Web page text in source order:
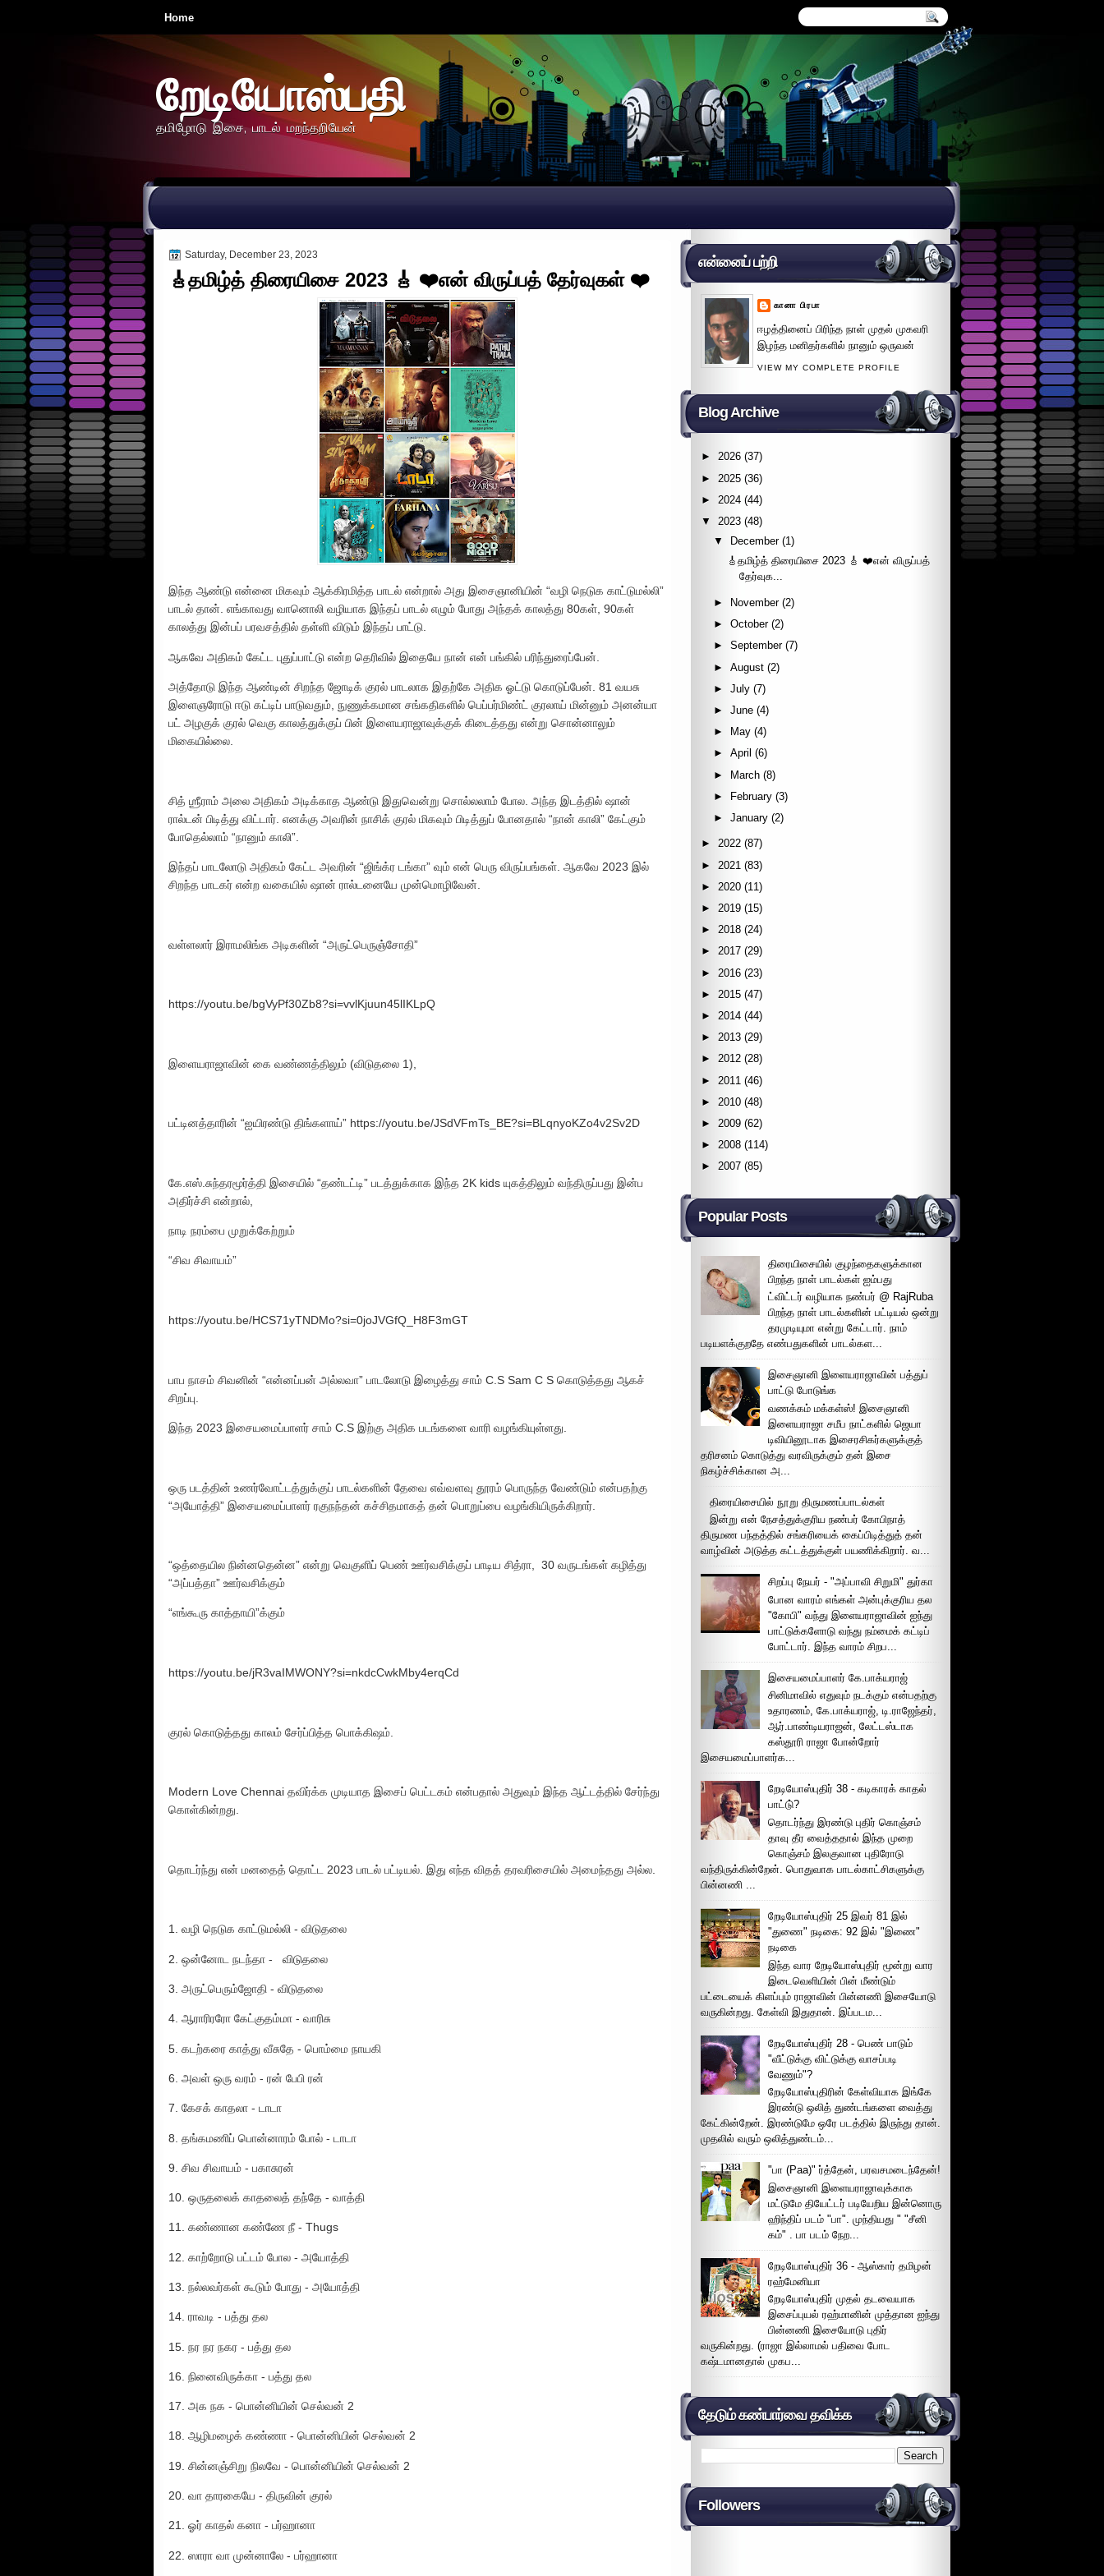
Home
றேடியோஸ்பதி
தமிழோடு இசை, பாடல் மறந்தறியேன்
Saturday, December 23, 2023
🎸தமிழ்த் திரையிசை 2023 🎸 ❤️என் விருப்பத் தேர்வுகள் ❤️
இந்த ஆண்டு என்னை மிகவும் ஆக்கிரமித்த பாடல் என்றால் அது இசைஞானியின் “வழி நெடுக காட்டுமல்லி”
பாடல் தான். எங்காவது வானொலி வழியாக இந்தப் பாடல் எழும் போது அந்தக் காலத்து 80கள், 90கள்
காலத்து இன்பப் பரவசத்தில் தள்ளி விடும் இந்தப் பாட்டு.
ஆகவே அதிகம் கேட்ட புதுப்பாட்டு என்ற தெரிவில் இதையே நான் என் பங்கில் பரிந்துரைப்பேன்.
அத்தோடு இந்த ஆண்டின் சிறந்த ஜோடிக் குரல் பாடலாக இதற்கே அதிக ஓட்டு கொடுப்பேன். 81 வயசு
இளைஞரோடு ஈடு கட்டிப் பாடுவதும், நுணுக்கமான சங்கதிகளில் பெப்பர்மிண்ட் குரலாய் மின்னும் அனன்யா
பட் அழகுக் குரல் வெகு காலத்துக்குப் பின் இளையராஜாவுக்குக் கிடைத்தது என்று சொன்னாலும்
மிகையில்லை.
சித் ஶ்ரீராம் அலை அதிகம் அடிக்காத ஆண்டு இதுவென்று சொல்லலாம் போல. அந்த இடத்தில் ஷான்
ரால்டன் பிடித்து விட்டார். எனக்கு அவரின் நாசிக் குரல் மிகவும் பிடித்துப் போனதால் “நான் காலி” கேட்கும்
போதெல்லாம் “நானும் காலி”.
இந்தப் பாடலோடு அதிகம் கேட்ட அவரின் “ஜிங்க்ர டங்கா” வும் என் பெரு விருப்பங்கள். ஆகவே 2023 இல்
சிறந்த பாடகர் என்ற வகையில் ஷான் ரால்டனையே முன்மொழிவேன்.
வள்ளலார் இராமலிங்க அடிகளின் “அருட்பெருஞ்சோதி”
https://youtu.be/bgVyPf30Zb8?si=vvlKjuun45lIKLpQ
இளையராஜாவின் கை வண்ணத்திலும் (விடுதலை 1),
பட்டினத்தாரின் “ஐயிரண்டு திங்களாய்” https://youtu.be/JSdVFmTs_BE?si=BLqnyoKZo4v2Sv2D
கே.எஸ்.சுந்தரமூர்த்தி இசையில் “தண்டட்டி” படத்துக்காக இந்த 2K kids யுகத்திலும் வந்திருப்பது இன்ப
அதிர்ச்சி என்றால்,
நாடி நரம்பை முறுக்கேற்றும்
“சிவ சிவாயம்”
https://youtu.be/HCS71yTNDMo?si=0joJVGfQ_H8F3mGT
பாப நாசம் சிவனின் “என்னப்பன் அல்லவா” பாடலோடு இழைத்து சாம் C.S Sam C S கொடுத்தது ஆகச்
சிறப்பு.
இந்த 2023 இசையமைப்பாளர் சாம் C.S இற்கு அதிக படங்களை வாரி வழங்கியுள்ளது.
ஒரு படத்தின் உணர்வோட்டத்துக்குப் பாடல்களின் தேவை எவ்வளவு தூரம் பொருந்த வேண்டும் என்பதற்கு
“அயோத்தி” இசையமைப்பாளர் ரகுநந்தன் கச்சிதமாகத் தன் பொறுப்பை வழங்கியிருக்கிறார்.
“ஒத்தையில நின்னதென்ன” என்று வெகுளிப் பெண் ஊர்வசிக்குப் பாடிய சித்ரா, 30 வருடங்கள் கழித்து
“அப்பத்தா” ஊர்வசிக்கும்
“எங்கூரு காத்தாயி”க்கும்
https://youtu.be/jR3vaIMWONY?si=nkdcCwkMby4erqCd
குரல் கொடுத்தது காலம் சேர்ப்பித்த பொக்கிஷம்.
Modern Love Chennai தவிர்க்க முடியாத இசைப் பெட்டகம் என்பதால் அதுவும் இந்த ஆட்டத்தில் சேர்ந்து
கொள்கின்றது.
தொடர்ந்து என் மனதைத் தொட்ட 2023 பாடல் பட்டியல். இது எந்த விதத் தரவரிசையில் அமைந்தது அல்ல.
1. வழி நெடுக காட்டுமல்லி - விடுதலை
2. ஒன்னோட நடந்தா - விடுதலை
3. அருட்பெரும்ஜோதி - விடுதலை
4. ஆராரிரரோ கேட்குதம்மா - வாரிசு
5. கடற்கரை காத்து வீசுதே - பொம்மை நாயகி
6. அவள் ஒரு வரம் - ரன் பேபி ரன்
7. கேசக் காதலா - டாடா
8. தங்கமணிப் பொன்னாரம் போல் - டாடா
9. சிவ சிவாயம் - பகாசுரன்
10. ஒருதலைக் காதலைத் தந்தே - வாத்தி
11. கண்ணான கண்ணே நீ - Thugs
12. காற்றோடு பட்டம் போல - அயோத்தி
13. நல்லவர்கள் கூடும் போது - அயோத்தி
14. ராவடி - பத்து தல
15. நர நர நகர - பத்து தல
16. நினைவிருக்கா - பத்து தல
17. அக நக - பொன்னியின் செல்வன் 2
18. ஆழிமழைக் கண்ணா - பொன்னியின் செல்வன் 2
19. சின்னஞ்சிறு நிலவே - பொன்னியின் செல்வன் 2
20. வா தாரகையே - திருவின் குரல்
21. ஓர் காதல் கனா - பர்ஹானா
22. ஸாரா வா முன்னாலே - பர்ஹானா
என்னைப் பற்றி
கானா பிரபா
ஈழத்தினைப் பிரிந்த நாள் முதல் முகவரி
இழந்த மனிதர்களில் நானும் ஒருவன்
VIEW MY COMPLETE PROFILE
Blog Archive
► 2026 (37)
► 2025 (36)
► 2024 (44)
▼
2023 (48)
▼
December (1)
🎸தமிழ்த் திரையிசை 2023 🎸 ❤️என் விருப்பத்
தேர்வுக...
► November (2)
►October (2)
►September (7)
►August (2)
►July (7)
►June (4)
►
May (4)
►April (6)
► March (8)
► February (3)
►January (2)
► 2022 (87)
► 2021 (83)
► 2020 (11)
► 2019 (15)
► 2018 (24)
► 2017 (29)
► 2016 (23)
► 2015 (47)
► 2014 (44)
► 2013 (29)
► 2012 (28)
► 2011 (46)
► 2010 (48)
► 2009 (62)
► 2008 (114)
► 2007 (85)
Popular Posts
திரையிசையில் குழந்தைகளுக்கான
பிறந்த நாள் பாடல்கள் ஐம்பது
ட்விட்டர் வழியாக நண்பர் @ RajRuba
பிறந்த நாள் பாடல்களின் பட்டியல் ஒன்று
தரமுடியுமா என்று கேட்டார். நாம்
படியளக்குறதே எண்பதுகளின் பாடல்கள...
இசைஞானி இளையராஜாவின் பத்துப்
பாட்டு போடுங்க
வணக்கம் மக்கள்ஸ்! இசைஞானி
இளையராஜா சமீப நாட்களில் ஜெயா
டிவியினூடாக இசைரசிகர்களுக்குத்
தரிசனம் கொடுத்து வரவிருக்கும் தன் இசை
நிகழ்ச்சிக்கான அ...
திரையிசையில் நூறு திருமணப்பாடல்கள்
இன்று என் நேசத்துக்குரிய நண்பர் கோபிநாத்
திருமண பந்தத்தில் சங்கரியைக் கைப்பிடித்துத் தன்
வாழ்வின் அடுத்த கட்டத்துக்குள் பயணிக்கிறார். வ...
சிறப்பு நேயர் - "அப்பாவி சிறுமி" துர்கா
போன வாரம் எங்கள் அன்புக்குரிய தல
"கோபி" வந்து இளையராஜாவின் ஐந்து
பாட்டுக்களோடு வந்து நம்மைக் கட்டிப்
போட்டார். இந்த வாரம் சிறப...
இசையமைப்பாளர் கே.பாக்யராஜ்
சினிமாவில் எதுவும் நடக்கும் என்பதற்கு
உதாரணம், கே.பாக்யராஜ், டி.ராஜேந்தர்,
ஆர்.பாண்டியராஜன், லேட்டஸ்டாக
கஸ்தூரி ராஜா போன்றோர்
இசையமைப்பாளர்க...
றேடியோஸ்புதிர் 38 - கடிகாரக் காதல்
பாட்டு்?
தொடர்ந்து இரண்டு புதிர் கொஞ்சம்
தாவு தீர வைத்ததால் இந்த முறை
கொஞ்சம் இலகுவான புதிரோடு
வந்திருக்கின்றேன். பொதுவாக பாடல்காட்சிகளுக்கு
பின்னணி ...
றேடியோஸ்புதிர் 25 இவர் 81 இல்
"துணை" நடிகை: 92 இல் "இணை"
நடிகை
இந்த வார றேடியோஸ்புதிர் மூன்று வார
இடைவெளியின் பின் மீண்டும்
பட்டையைக் கிளப்பும் ராஜாவின் பின்னணி இசையோடு
வருகின்றது. கேள்வி இதுதான். இப்படம...
றேடியோஸ்புதிர் 28 - பெண் பாடும்
"வீட்டுக்கு விட்டுக்கு வாசப்படி
வேணும்"?
றேடியோஸ்புதிரின் கேள்வியாக இங்கே
இரண்டு ஒலித் துண்டங்களை வைத்து
கேட்கின்றேன். இரண்டுமே ஒரே படத்தில் இருந்து தான்.
முதலில் வரும் ஒலித்துண்டம்...
"பா (Paa)" ர்த்தேன், பரவசமடைந்தேன்!
இசைஞானி இளையராஜாவுக்காக
மட்டுமே தியேட்டர் படியேறிய இன்னொரு
ஹிந்திப் படம் "பா". முந்தியது " "சீனி
கம்" . பா படம் நேற...
றேடியோஸ்புதிர் 36 - ஆஸ்கார் தமிழன்
ரஹ்மேனியா
றேடியோஸ்புதிர் முதல் தடவையாக
இசைப்புயல் ரஹ்மானின் முத்தான ஐந்து
பின்னணி இசையோடு புதிர்
வருகின்றது. (ராஜா இல்லாமல் பதிவை போட
கஷ்டமானதால் முகப...
தேடும் கண்பார்வை தவிக்க
Followers